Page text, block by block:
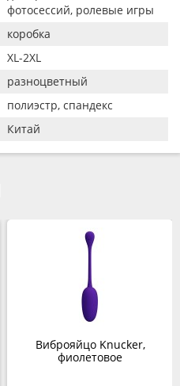
фотосессий, ролевые игры
коробка
XL-2XL
разноцветный
полиэстр, спандекс
Китай
Виброяйцо Knucker,
фиолетовое